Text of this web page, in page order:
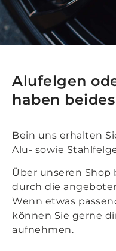
Alufelgen
haben beides
Bein uns erhalten
Alu- sowie
Über unseren Shop
durch die
Wenn etwas
können Sie gerne
aufnehmen.